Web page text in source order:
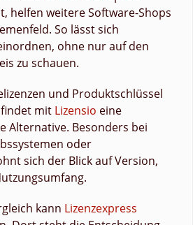
helfen weitere Software-Shops
So lässt sich
ohne nur auf den
zu schauen.
und Produktschlüssel
mit Lizensio eine
Alternative. Besonders bei
oder
sich der Blick auf Version,
kann Lizenzexpress